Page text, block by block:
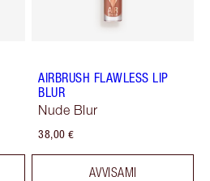
AIRBRUSH FLAWLESS LIP
BLUR
Nude Blur
38,00 €
AVVISAMI